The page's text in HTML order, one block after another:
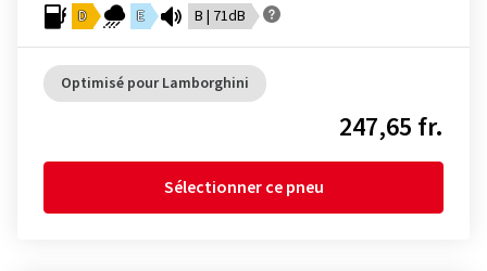
D E B | 71dB
Optimisé pour Lamborghini
247,65 fr.
Sélectionner ce pneu